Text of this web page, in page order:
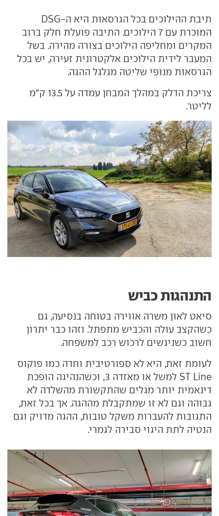
תיבת ההילוכים בכל הגרסאות היא ה-DSG
המוכרת עם 7 הילוכים. התיבה פועלת חלק ברוב
המקרים ומחליפה הילוכים בצורה מהירה. בשל
המעבר לידית הילוכים אלקטרונית זעירה, יש בכל
הגרסאות מנופי שליטה מגלגל ההגה.
צריכת הדלק במהלך המבחן עמדה על 13.5 ק"מ
לליטר.
התנהגות כביש
סיאט לאון משרה אווירה בטוחה בנסיעה, גם
כשהקצב עולה והכביש מתפתל. וזהו כבר יתרון
חשוב כשניגשים לרכוש רכב למשפחה.
לעומת זאת, היא לא ספורטיבית וחדה כמו פוקוס
ST Line למשל או מאזדה 3, וכשהנהיגה הופכת
דינאמית יותר מגלים שהתקשורת מהשלדה לא
גבוהה וגם לא זו שמתקבלת מההגה. אך בכל זאת,
התגובות להעברות משקל טובות, ההגה מדויק וגם
הנטיה לתת היגוי סבירה לגמרי.